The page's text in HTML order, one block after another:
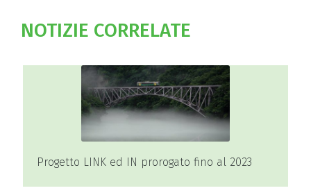
NOTIZIE CORRELATE
Master Promotori del dono